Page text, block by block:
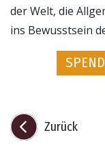
der Welt, die
ins Bewusstsein
Zurück